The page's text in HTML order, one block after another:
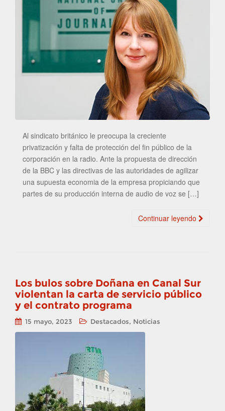
Al sindicato británico le preocupa la creciente
privatización y falta de protección del fin público de la
corporación en la radio. Ante la propuesta de dirección
de la BBC y las directivas de las autoridades de agilizar
una supuesta economia de la empresa propiciando que
partes de su producción interna de audio de voz se […]
Continuar leyendo
Los bulos sobre Doñana en Canal Sur
violentan la carta de servicio público
y el contrato programa
15 mayo, 2023 Destacados, Noticias